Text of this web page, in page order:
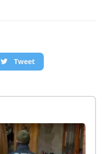
Tweet